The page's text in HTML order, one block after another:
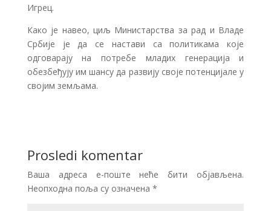
Игрец.
Како је навео, циљ Министарства за рад и Владе
Србије је да се настави са политикама које
одговарају на потребе младих генерација и
обезбеђују им шансу да развију своје потенцијале у
својим земљама.
Prosledi komentar
Ваша адреса е-поште неће бити објављена.
Неопходна поља су означена *